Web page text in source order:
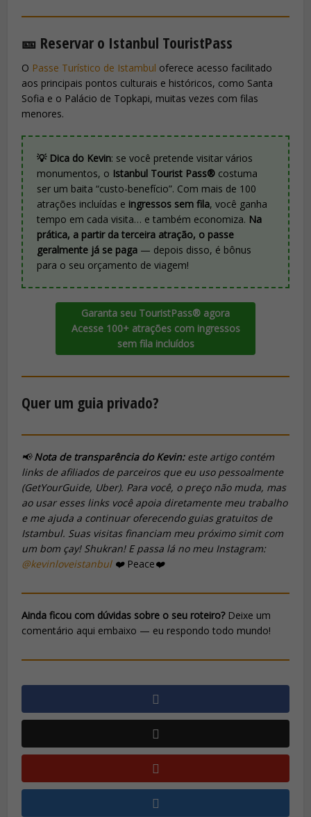
🎫 Reservar o Istanbul TouristPass
O Passe Turístico de Istambul oferece acesso facilitado
aos principais pontos culturais e históricos, como Santa
Sofia e o Palácio de Topkapi, muitas vezes com filas
menores.
💡 Dica do Kevin: se você pretende visitar vários
monumentos, o Istanbul Tourist Pass® costuma
ser um baita “custo-benefício”. Com mais de 100
atrações incluídas e ingressos sem fila, você ganha
tempo em cada visita… e também economiza. Na
prática, a partir da terceira atração, o passe
geralmente já se paga — depois disso, é bônus
para o seu orçamento de viagem!
Garanta seu TouristPass® agora
Acesse 100+ atrações com ingressos
sem fila incluídos
Quer um guia privado?
📢Nota de transparência do Kevin:este artigo contém
links de afiliados de parceiros que eu uso pessoalmente
(GetYourGuide, Uber). Para você, o preço não muda, mas
ao usar esses links você apoia diretamente meu trabalho
e me ajuda a continuar oferecendo guias gratuitos de
Istambul. Suas visitas financiam meu próximo simitcom
um bom çay! Shukran! E passa lá no meu Instagram:
@kevinloveistanbul❤️Peace❤️
Ainda ficou com dúvidas sobre o seu roteiro?Deixe um
comentário aqui embaixo — eu respondo todo mundo!